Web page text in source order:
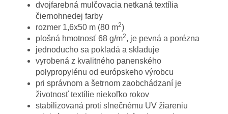
dvojfarebná mulčovacia netkaná textília
čiernohnedej farby
rozmer 1,6x50 m (80 m2)
plošná hmotnosť 68 g/m2, je pevná a porézna
jednoducho sa pokladá a skladuje
vyrobená z kvalitného panenského
polypropylénu od európskeho výrobcu
pri správnom a šetrnom zaobchádzaní je
životnosť textílie niekoľko rokov
stabilizovaná proti slnečnému UV žiareniu